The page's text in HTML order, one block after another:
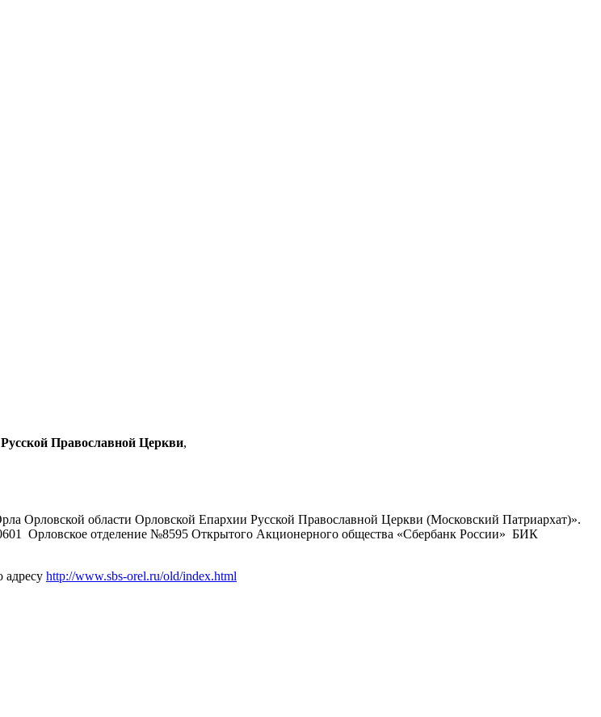
Православной Церкви,
Орловской области Орловской Епархии Русской Православной Церкви (Московский Патриархат)».
Орловское отделение №8595 Открытого Акционерного общества «Сбербанк России» БИК
адресу http://www.sbs-orel.ru/old/index.html